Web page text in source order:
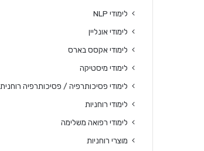
לימודי NLP
לימודי אונליין
לימודי אקסס בארס
לימודי מיסטיקה
לימודי פסיכותרפיה / פסיכותרפיה רוחנית
לימודי רוחניות
לימודי רפואה משלימה
מוצרי רוחניות